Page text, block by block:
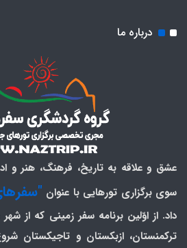
درباره ما
عشق و علاقه به تاریخ، فرهنگ، هنر و
سوی برگزاری تورهایی با عنوان
داد. از اوّلین برنامه سفر زمینی که از
ترکمنستان، ازبکستان و